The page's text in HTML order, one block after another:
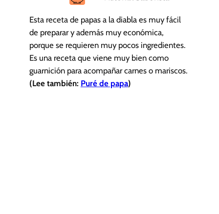
Esta receta de papas a la diabla es muy fácil
de preparar y además muy económica,
porque se requieren muy pocos ingredientes.
Es una receta que viene muy bien como
guarnición para acompañar carnes o mariscos.
(Lee también: Puré de papa)